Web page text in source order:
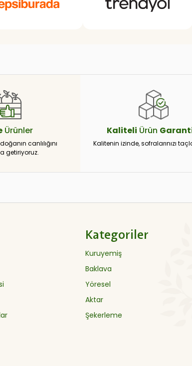
Ürünler
canlılığını
getiriyoruz.
Kaliteli Ürün
Kalitenin izinde, sofralarınızı
Kategoriler
Kuruyemiş
Baklava
Yöresel
Aktar
Şekerleme